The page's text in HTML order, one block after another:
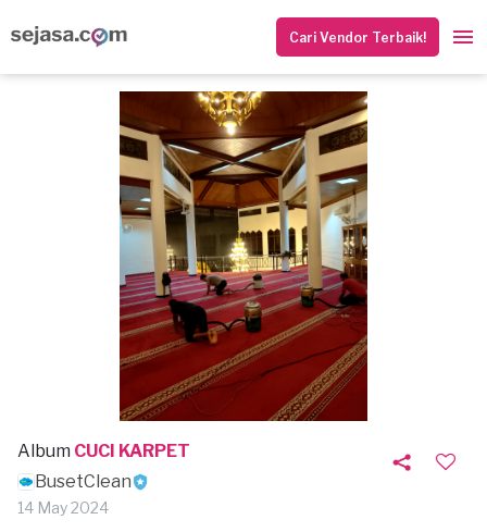
Cari Vendor Terbaik!
Album CUCI KARPET
BusetClean
14 May 2024